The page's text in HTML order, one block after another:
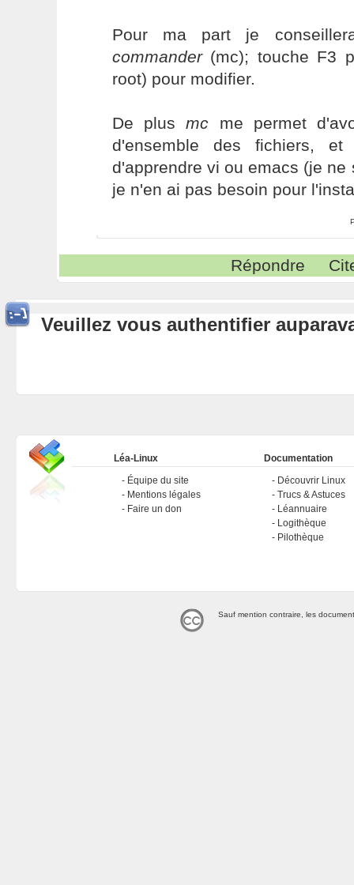
Pour ma part je
commander(mc); touche F3
root) pour modifier.
De plusmc me permet
d'ensemble des fichiers,
d'apprendre vi ou emacs (je
je n'en ai pas besoin pour
Répondre
Veuillez vous authentifier
Léa-Linux
Équipe du site
Mentions légales
Faire un don
Documentation
Découvrir Linux
Trucs & Astuces
Léannuaire
Logithèque
Pilothèque
Sauf mention contraire, les